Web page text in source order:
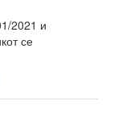
2021 и
се